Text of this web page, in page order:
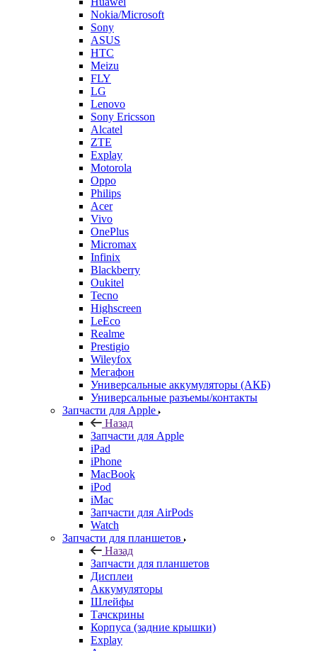
Nokia/Microsoft
Sony
ASUS
HTC
Meizu
FLY
LG
Lenovo
Sony Ericsson
Alcatel
ZTE
Explay
Motorola
Oppo
Philips
Acer
Vivo
OnePlus
Micromax
Infinix
Blackberry
Oukitel
Tecno
Highscreen
LeEco
Realme
Prestigio
Wileyfox
Мегафон
Универсальные аккумуляторы (АКБ)
Универсальные разъемы/контакты
Запчасти для Apple
Назад
Запчасти для Apple
iPad
iPhone
MacBook
iPod
iMac
Запчасти для AirPods
Watch
Запчасти для планшетов
Назад
Запчасти для планшетов
Дисплеи
Аккумуляторы
Шлейфы
Тачскрины
Корпуса (задние крышки)
Explay